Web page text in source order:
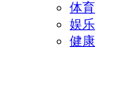
体育
娱乐
健康